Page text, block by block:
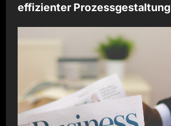
effizienter Prozessgestaltung